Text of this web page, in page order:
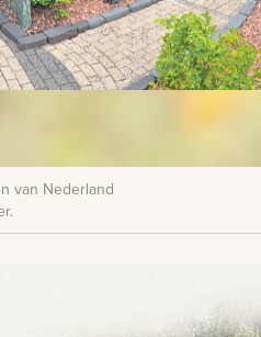
van Nederland